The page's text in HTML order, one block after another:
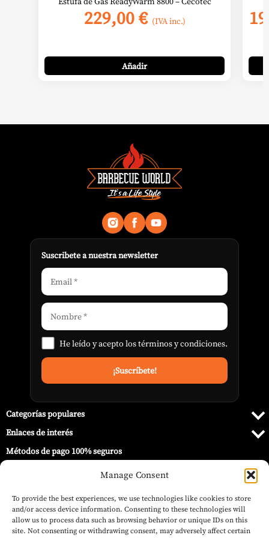
Manage Consent
To provide the best experiences, we use technologies like cookies to store
and/or access device information. Consenting to these technologies will
allow us to process data such as browsing behavior or unique IDs on this
site. Not consenting or withdrawing consent, may adversely affect certain
229,00€ (IVA inc.)
Añadir
Suscribete a nuestra newsletter
He leído y acepto lostérminos y condiciones.
Categorías populares
Enlaces de interés
Métodos de pago 100% seguros